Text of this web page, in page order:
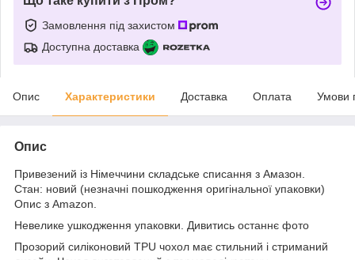
Замовлення під захистом
Доступна доставка
Опис Характеристики Доставка Оплата Умови
Опис
Привезений із Німеччини складське списання з Амазон.
Стан: новий (незначні пошкодження оригінальної упаковки)
Опис з Amazon.
Невелике ушкодження упаковки. Дивитись останнє фото
Прозорий силіконовий TPU чохол має стильний і стриманий